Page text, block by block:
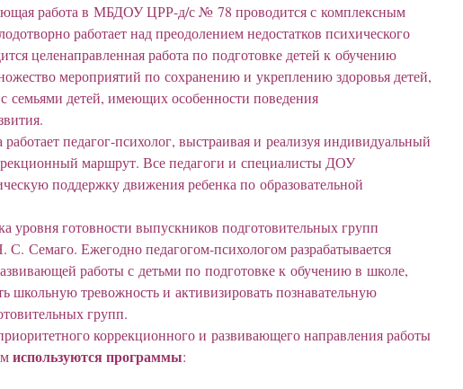
работа в МБДОУ ЦРР-д/с № 78 проводится с комплексным
работает над преодолением недостатков психического
целенаправленная работа по подготовке детей к обучению
мероприятий по сохранению и укреплению здоровья детей,
семьями детей, имеющих особенности поведения
педагог-психолог, выстраивая и реализуя индивидуальный
маршрут. Все педагоги и специалисты ДОУ
поддержку движения ребенка по образовательной
уровня готовности выпускников подготовительных групп
Семаго. Ежегодно педагогом-психологом разрабатывается
работы с детьми по подготовке к обучению в школе,
школьную тревожность и активизировать познавательную
групп.
коррекционного и развивающего направления работы
используются программы: